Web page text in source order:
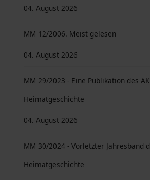
04. August 2026
MM 12/2006. Meist gelesen
04. August 2026
MM 29/2023 - Eine Publikation des AK
Heimatgeschichte
04. August 2026
MM 30/2024 - Vorletzter Jahresband
Heimatgeschichte